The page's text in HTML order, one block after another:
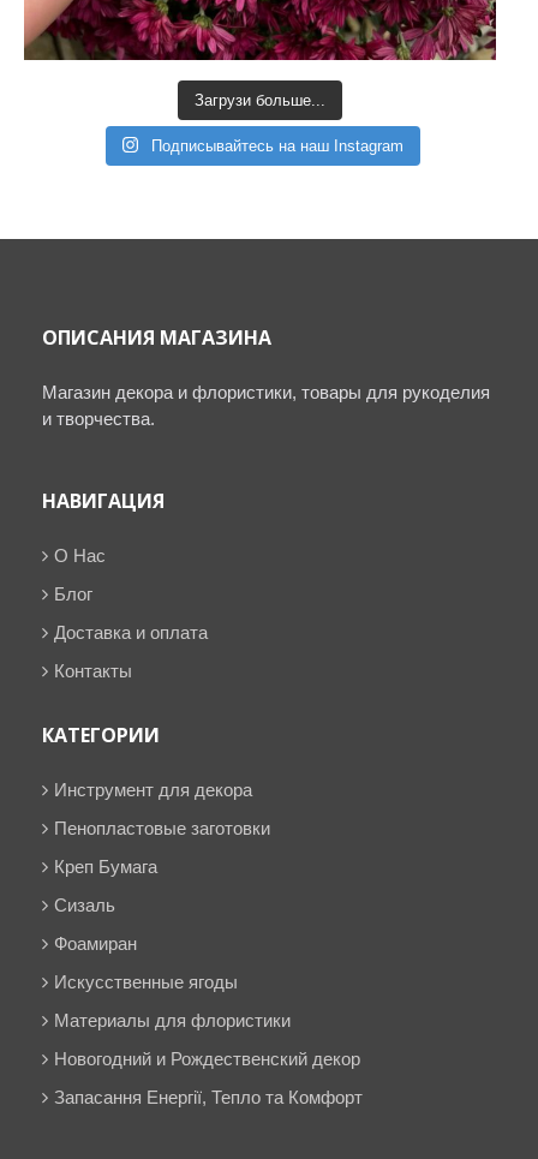
Загрузи больше...
Подписывайтесь на наш Instagram
ОПИСАНИЯ МАГАЗИНА
Магазин декора и флористики, товары для рукоделия
и творчества.
НАВИГАЦИЯ
О Нас
Блог
Доставка и оплата
Контакты
КАТЕГОРИИ
Инструмент для декора
Пенопластовые заготовки
Креп Бумага
Сизаль
Фоамиран
Искусственные ягоды
Материалы для флористики
Новогодний и Рождественский декор
Запасання Енергії, Тепло та Комфорт